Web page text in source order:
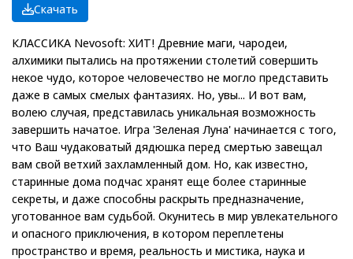
Скачать
КЛАССИКА Nevosoft: ХИТ! Древние маги, чародеи,
алхимики пытались на протяжении столетий совершить
некое чудо, которое человечество не могло представить
даже в самых смелых фантазиях. Но, увы... И вот вам,
волею случая, представилась уникальная возможность
завершить начатое. Игра 'Зеленая Луна' начинается с того,
что Ваш чудаковатый дядюшка перед смертью завещал
вам свой ветхий захламленный дом. Но, как известно,
старинные дома подчас хранят еще более старинные
секреты, и даже способны раскрыть предназначение,
уготованное вам судьбой. Окунитесь в мир увлекательного
и опасного приключения, в котором переплетены
пространство и время, реальность и мистика, наука и